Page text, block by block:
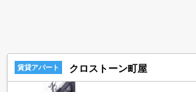
賃貸アパート クロストーン町屋